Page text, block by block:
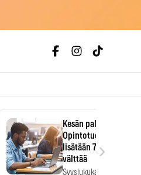
Kesän palkka
Opintotuen
lisätään 7,5
välttää
Syyslukukauden
›